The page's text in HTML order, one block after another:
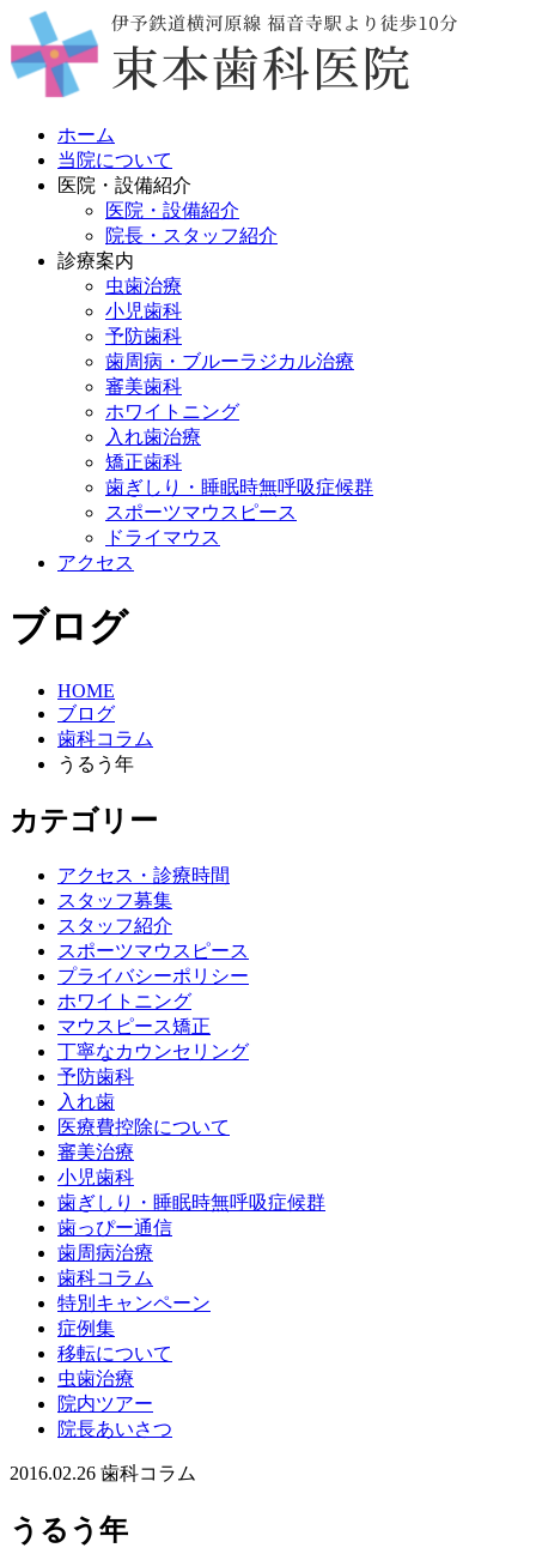
ホーム
当院について
医院・設備紹介
医院・設備紹介
院長・スタッフ紹介
診療案内
虫歯治療
小児歯科
予防歯科
歯周病・ブルーラジカル治療
審美歯科
ホワイトニング
入れ歯治療
矯正歯科
歯ぎしり・睡眠時無呼吸症候群
スポーツマウスピース
ドライマウス
アクセス
ブログ
HOME
ブログ
歯科コラム
うるう年
カテゴリー
アクセス・診療時間
スタッフ募集
スタッフ紹介
スポーツマウスピース
プライバシーポリシー
ホワイトニング
マウスピース矯正
丁寧なカウンセリング
予防歯科
入れ歯
医療費控除について
審美治療
小児歯科
歯ぎしり・睡眠時無呼吸症候群
歯っぴー通信
歯周病治療
歯科コラム
特別キャンペーン
症例集
移転について
虫歯治療
院内ツアー
院長あいさつ
2016.02.26 歯科コラム
うるう年